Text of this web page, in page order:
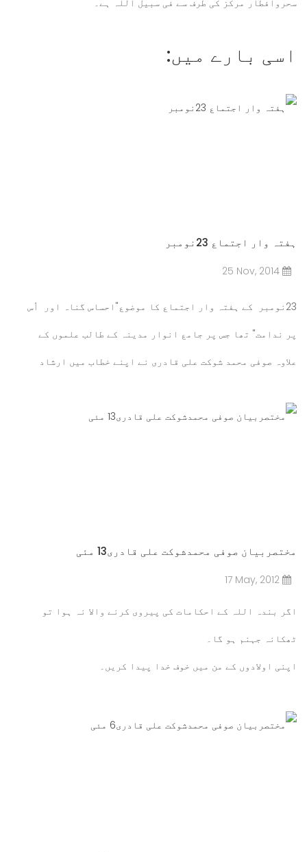
سحروافطار مرکز کی طرف سے فی سبیل اللہ ہے۔
اسی بارے میں:
ہفتہ وار اجتماع 23نومبر
25 Nov, 2014
23نومبر کے ہفتہ وار اجتماع کا موضوع"احساس گناہ اور اُس
پر ندامت" تھا جس پر جامع انوار مدینہ کے طالب علموں کے
علاوہ صوفی محمد شوکت علی قادری نے اپنے خطاب میں ارشاد
مزید پڑھیں۔۔۔
مختصربیان صوفی محمدشوکت علی قادری13 مئی
17 May, 2012
اگر بندہ اللہ کے احکامات کی پیروی کرنے والا نہ ہوا تو
ٹھکانہ جہنم ہو گا۔
اپنی اولادوں کے من میں خوف خدا پیدا کریں۔